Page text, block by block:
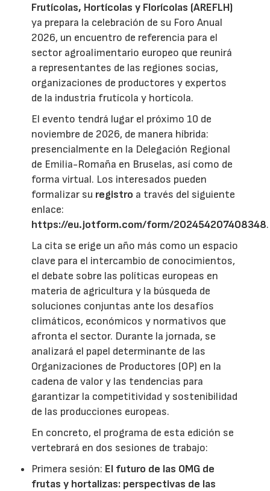
Frutícolas, Hortícolas y Florícolas (AREFLH)
ya prepara la celebración de su Foro Anual
2026, un encuentro de referencia para el
sector agroalimentario europeo que reunirá
a representantes de las regiones socias,
organizaciones de productores y expertos
de la industria frutícola y hortícola.
El evento tendrá lugar el próximo 10 de
noviembre de 2026, de manera híbrida:
presencialmente en la Delegación Regional
de Emilia-Romaña en Bruselas, así como de
forma virtual. Los interesados pueden
formalizar su registro a través del siguiente
enlace:
https://eu.jotform.com/form/202454207408348.
La cita se erige un año más como un espacio
clave para el intercambio de conocimientos,
el debate sobre las políticas europeas en
materia de agricultura y la búsqueda de
soluciones conjuntas ante los desafíos
climáticos, económicos y normativos que
afronta el sector. Durante la jornada, se
analizará el papel determinante de las
Organizaciones de Productores (OP) en la
cadena de valor y las tendencias para
garantizar la competitividad y sostenibilidad
de las producciones europeas.
En concreto, el programa de esta edición se
vertebrará en dos sesiones de trabajo:
Primera sesión: El futuro de las OMG de
frutas y hortalizas: perspectivas de las